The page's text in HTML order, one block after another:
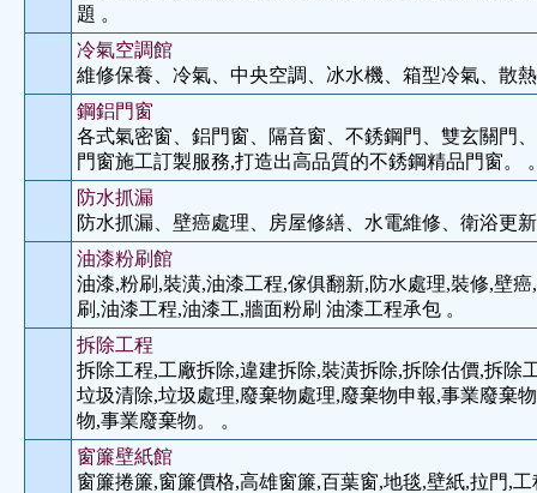
題 。
冷氣空調館
維修保養、冷氣、中央空調、冰水機、箱型冷氣、散
鋼鋁門窗
各式氣密窗、鋁門窗、隔音窗、不銹鋼門、雙玄關門
門窗施工訂製服務,打造出高品質的不銹鋼精品門窗。
防水抓漏
防水抓漏、壁癌處理、房屋修繕、水電維修、衛浴更
油漆粉刷館
油漆,粉刷,裝潢,油漆工程,傢俱翻新,防水處理,裝修,壁
刷,油漆工程,油漆工,牆面粉刷 油漆工程承包 。
拆除工程
拆除工程,工廠拆除,違建拆除,裝潢拆除,拆除估價,拆除
垃圾清除,垃圾處理,廢棄物處理,廢棄物申報,事業廢棄
物,事業廢棄物。 。
窗簾壁紙館
窗簾捲簾,窗簾價格,高雄窗簾,百葉窗,地毯,壁紙,拉門,